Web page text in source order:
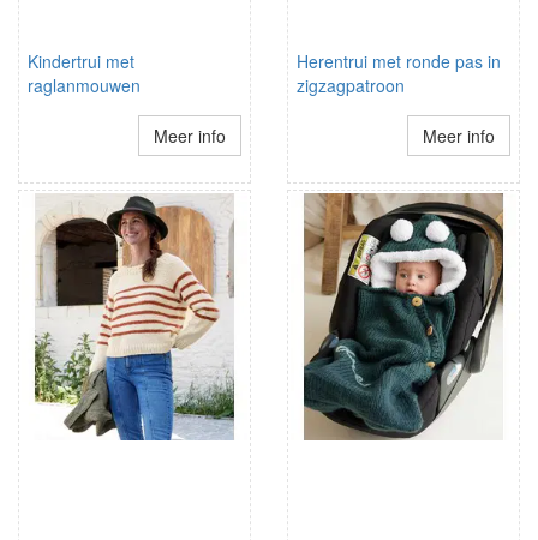
Kindertrui met
raglanmouwen
Meer info
Herentrui met ronde pas in
zigzagpatroon
Meer info